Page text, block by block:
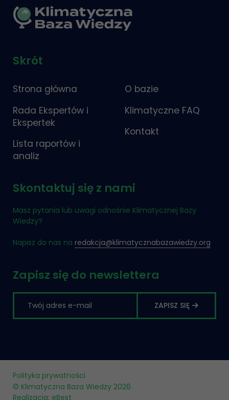
Skrót
Strona główna
Rada Ekspertów i
Ekspertek
Lista raportów i
analiz
O bazie
Klimatyczne FAQ
Kontakt
Skontaktuj się z nami
Masz pytania lub uwagi odnośnie Klimatycznej Bazy
Wiedzy?
Napisz do nas na redakcja@klimatycznabazawiedzy.org
Zapisz się do newslettera
ZAPISZ SIĘ
Polityka prywatności
© Klimatyczna Baza Wiedzy 2026
Realizacja: eBest